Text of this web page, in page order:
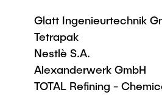
Glatt Ingenieurtechnik
Tetrapak
Nestlè S.A.
Alexanderwerk GmbH
TOTAL Refining -